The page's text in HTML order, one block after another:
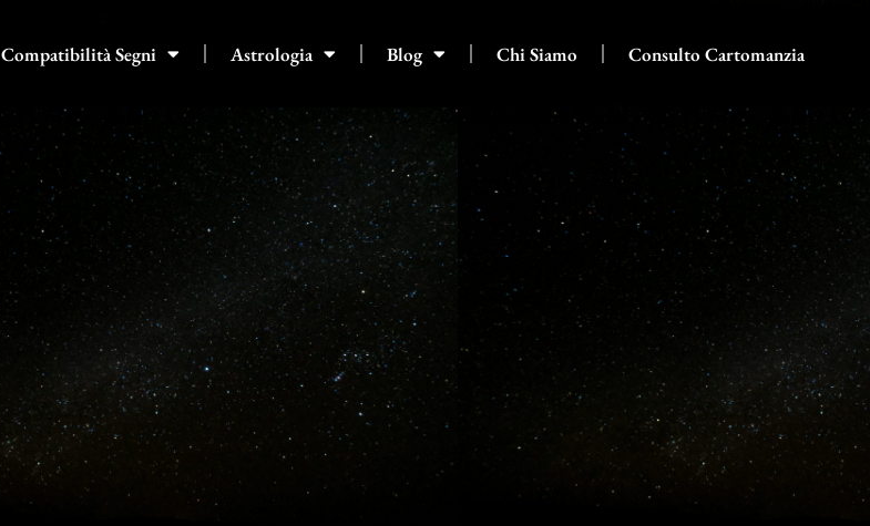
Compatibilità Segni Astrologia Blog Chi Siamo Consulto Cartomanzia